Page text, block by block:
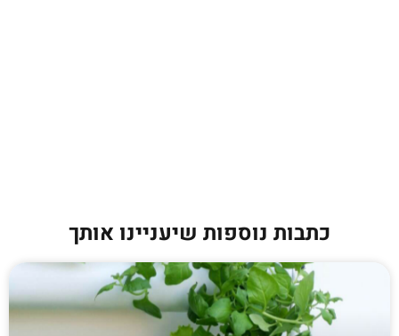
כתבות נוספות שיעניינו אותך